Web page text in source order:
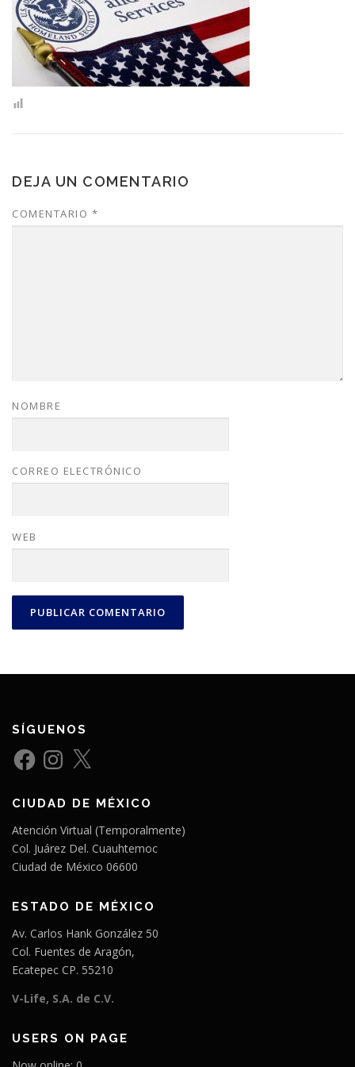
CONTACTO
DEJA UN COMENTARIO
COMENTARIO *
NOMBRE
CORREO ELECTRÓNICO
WEB
SÍGUENOS
F
a
b
o
k
n
a
g
a
m
X
CIUDAD DE MÉXICO
Atención Virtual (Temporalmente)
Col. Juárez Del. Cuauhtemoc
Ciudad de México 06600
ESTADO DE MÉXICO
Av. Carlos Hank González 50
Col. Fuentes de Aragón,
Ecatepec CP. 55210
V-Life, S.A. de C.V.
USERS ON PAGE